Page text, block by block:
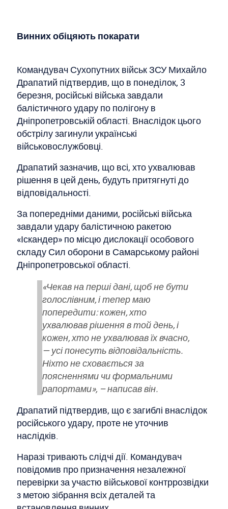
Винних обіцяють покарати
Командувач Сухопутних військ ЗСУ Михайло
Драпатий підтвердив, що в понеділок, 3
березня, російські війська завдали
балістичного удару по полігону в
Дніпропетровській області. Внаслідок цього
обстрілу загинули українські
військовослужбовці.
Драпатий зазначив, що всі, хто ухвалював
рішення в цей день, будуть притягнуті до
відповідальності.
За попередніми даними, російські війська
завдали удару балістичною ракетою
«Іскандер» по місцю дислокації особового
складу Сил оборони в Самарському районі
Дніпропетровської області.
«Чекав на перші дані, щоб не бути
голослівним, і тепер маю
попередити: кожен, хто
ухвалював рішення в той день, і
кожен, хто не ухвалював їх вчасно,
— усі понесуть відповідальність.
Ніхто не сховається за
поясненнями чи формальними
рапортами», – написав він.
Драпатий підтвердив, що є загиблі внаслідок
російського удару, проте не уточнив
наслідків.
Наразі тривають слідчі дії. Командувач
повідомив про призначення незалежної
перевірки за участю військової контррозвідки
з метою зібрання всіх деталей та